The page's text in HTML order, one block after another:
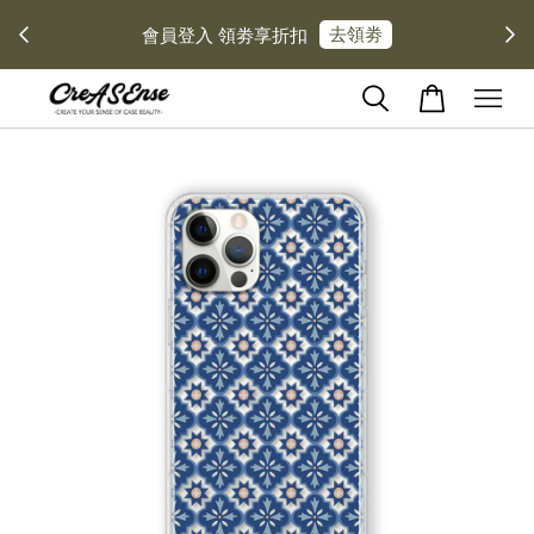
會員登入 領劵享折扣 去領劵